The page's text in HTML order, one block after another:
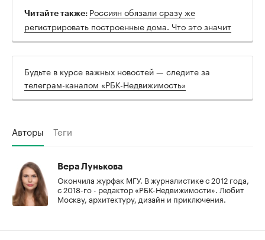
Читайте также: Россиян обязали сразу же
регистрировать построенные дома. Что это значит
Будьте в курсе важных новостей — следите за
телеграм-каналом «РБК-Недвижимость»
Авторы Теги
Вера Лунькова
Окончила журфак МГУ. В журналистике с 2012 года,
с 2018-го - редактор «РБК-Недвижимости». Любит
Москву, архитектуру, дизайн и приключения.